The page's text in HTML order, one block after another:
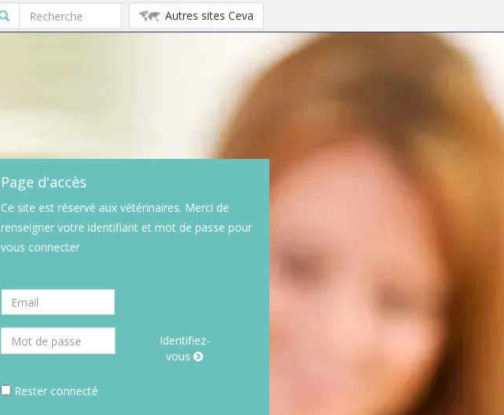
Autres sites Ceva
Page d'accès
Ce site est réservé aux vétérinaires. Merci de
renseigner votre identifiant et mot de passe pour
vous connecter
Identifiez-
vous
Rester connecté